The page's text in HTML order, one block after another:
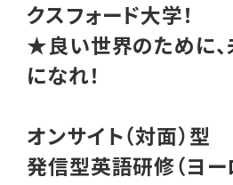
クスフォード大学！
★良い世界のために、
になれ！
オンサイト（対面）型
発信型英語研修（ヨー